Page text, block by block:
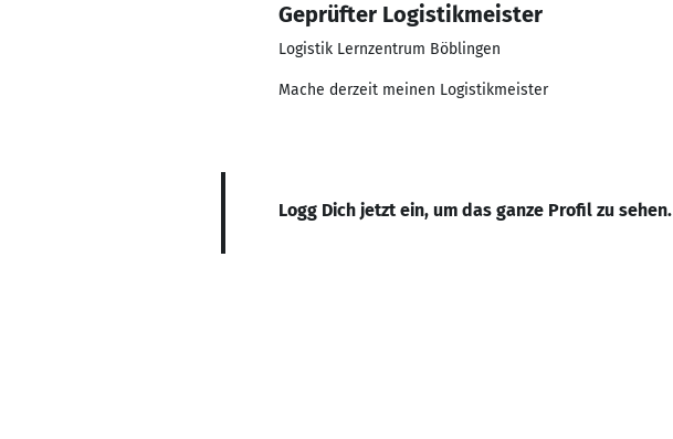
Geprüfter Logistikmeister
Logistik Lernzentrum Böblingen
Mache derzeit meinen Logistikmeister
Logg Dich jetzt ein, um das ganze Profil zu sehen.